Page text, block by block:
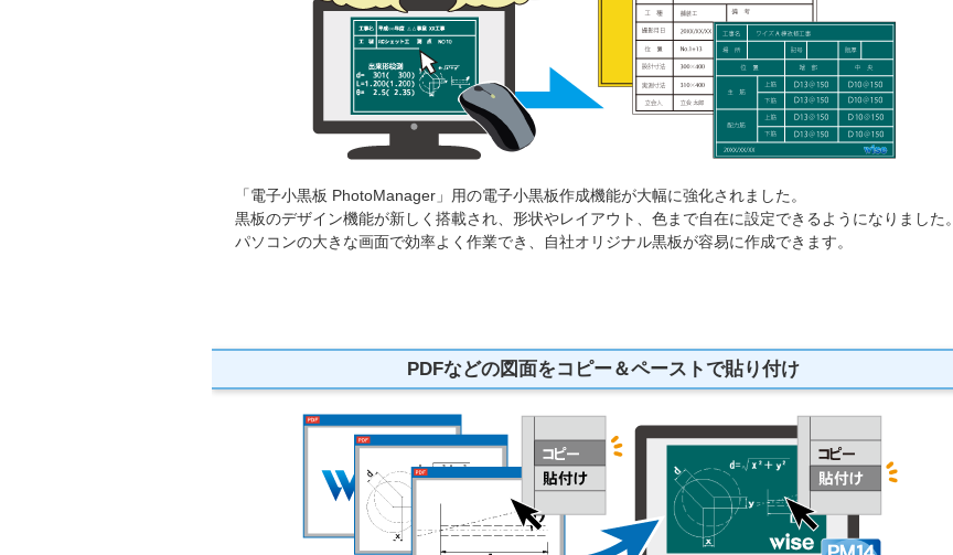
「電子小黒板 PhotoManager」用の電子小黒板作成機能が大幅に強化されました。
黒板のデザイン機能が新しく搭載され、形状やレイアウト、色まで自在に設定できるようになりました。
パソコンの大きな画面で効率よく作業でき、自社オリジナル黒板が容易に作成できます。
PDFなどの図面をコピー＆ペーストで貼り付け